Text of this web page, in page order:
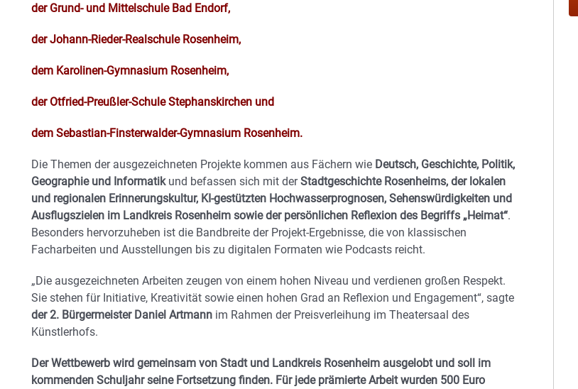
der Grund- und Mittelschule Bad Endorf,
der Johann-Rieder-Realschule Rosenheim,
dem Karolinen-Gymnasium Rosenheim,
der Otfried-Preußler-Schule Stephanskirchen und
dem Sebastian-Finsterwalder-Gymnasium Rosenheim.
Die Themen der ausgezeichneten Projekte kommen aus Fächern wie Deutsch, Geschichte, Politik,
Geographie und Informatikund befassen sich mit derStadtgeschichte Rosenheims, der lokalen
und regionalen Erinnerungskultur, KI-gestützten Hochwasserprognosen, Sehenswürdigkeiten und
Ausflugszielen im Landkreis Rosenheim sowie der persönlichen Reflexion des Begriffs „Heimat“.
Besonders hervorzuheben ist die Bandbreite der Projekt-Ergebnisse, die von klassischen
Facharbeiten und Ausstellungen bis zu digitalen Formaten wie Podcasts reicht.
„Die ausgezeichneten Arbeiten zeugen von einem hohen Niveau und verdienen großen Respekt.
Sie stehen für Initiative, Kreativität sowie einen hohen Grad an Reflexion und Engagement“, sagte
der 2. Bürgermeister Daniel Artmann im Rahmen der Preisverleihung im Theatersaal des
Künstlerhofs.
Der Wettbewerb wird gemeinsam von Stadt und Landkreis Rosenheim ausgelobt und soll im
kommenden Schuljahr seine Fortsetzung finden. Für jede prämierte Arbeit wurden 500 Euro